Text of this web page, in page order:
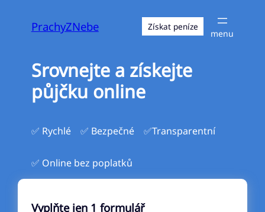
PrachyZNebe Získat peníze
Srovnejte a získejte
půjčku online
✅ Rychlé ✅ Bezpečné ✅Transparentní
✅ Online bez poplatků
Vyplňte jen 1 formulář